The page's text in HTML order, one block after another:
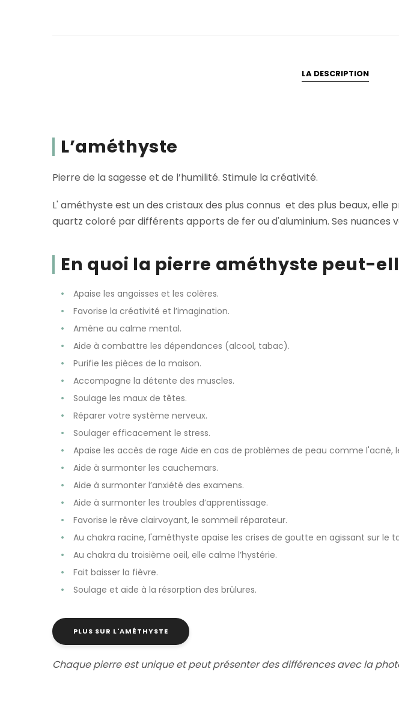
LA DESCRIPTION
L’améthyste
Pierre de la sagesse et de l’humilité. Stimule la créativité.
L' améthyste est un des cristaux des plus connus et des plus beaux,
quartz coloré par différents apports de fer ou d'aluminium. Ses nuances
En quoi la pierre améthyste peut-
Apaise les angoisses et les colères.
Favorise la créativité et l’imagination.
Amène au calme mental.
Aide à combattre les dépendances (alcool, tabac).
Purifie les pièces de la maison.
Accompagne la détente des muscles.
Soulage les maux de têtes.
Réparer votre système nerveux.
Soulager efficacement le stress.
Apaise les accès de rage Aide en cas de problèmes de peau comme l'acné,
Aide à surmonter les cauchemars.
Aide à surmonter l’anxiété des examens.
Aide à surmonter les troubles d’apprentissage.
Favorise le rêve clairvoyant, le sommeil réparateur.
Au chakra racine, l'améthyste apaise les crises de goutte en agissant sur le
Au chakra du troisième oeil, elle calme l’hystérie.
Fait baisser la fièvre.
Soulage et aide à la résorption des brûlures.
PLUS SUR L'AMÉTHYSTE
Chaque pierre est unique et peut présenter des différences avec la